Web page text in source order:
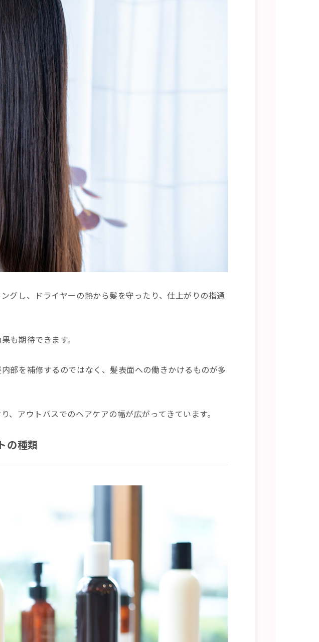
グし、ドライヤーの熱から髪を守ったり、仕上がりの指通
も期待できます。
部を補修するのではなく、髪表面への働きかけるものが多
アウトバスでのヘアケアの幅が広がってきています。
の種類